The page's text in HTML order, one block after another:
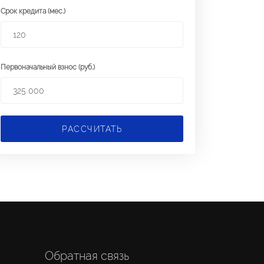
Срок кредита (мес.)
Первоначальный взнос (руб.)
РАССЧИТАТЬ
Обратная связь